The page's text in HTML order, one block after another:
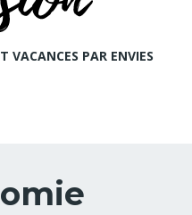
VACANCES PAR ENVIES